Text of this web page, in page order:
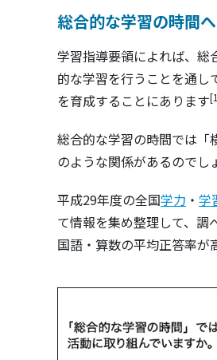
総合的な学習の時間
学習指導要領によれば、総
的な学習を行うことを通し
を育成することにあります
総合的な学習の時間では「
のような関係があるのでし
平成29年度の全国学力 ・ 学
て情報を集め整理して、調
国語・算数の平均正答率が